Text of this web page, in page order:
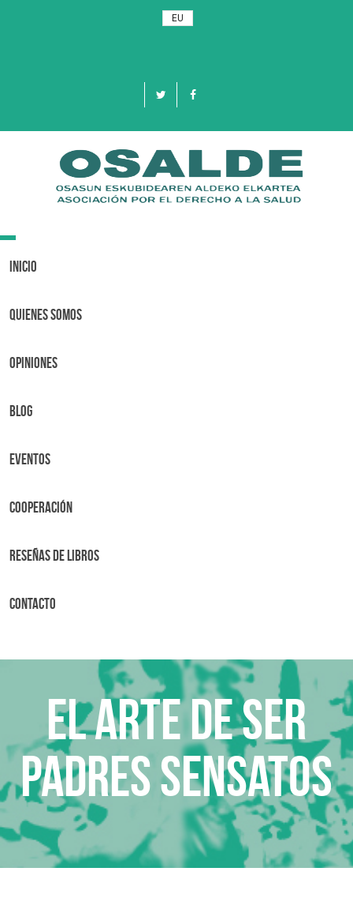
EU
Toggle
Inicio
Quienes Somos
OPINIONES
BLOG
Eventos
Cooperación
Reseñas de libros
Contacto
El arte de ser
padres sensatos